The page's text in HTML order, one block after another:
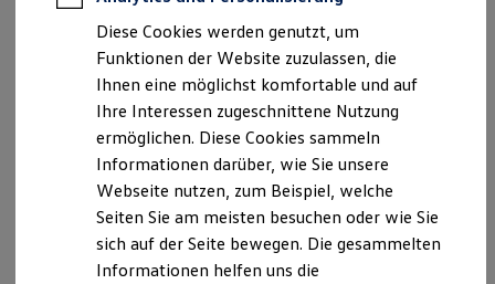
Für Privatkunden
Für Gewerbekunden
Leasing
Für Privatkunden
Für Gewerbekunden
Versicherungen & Garantien
Garantien
Kfz-Versicherung für Nutzfahrzeuge
Restschuldversicherung
Wartungsverträge
Besitzer & Service
Reparatur & Service
Sommer-Special
Zentrale
Frankfurter Straße 119, 58339 Breckerfeld
christopher.stich@autohaus-stich.de
+49 2338 1537
Ansprechpartner
Diese Cookies werden genutzt, um
Funktionen der Website zuzulassen, die
Ihnen eine möglichst komfortable und auf
Ihre Interessen zugeschnittene Nutzung
ermöglichen. Diese Cookies sammeln
Informationen darüber, wie Sie unsere
Webseite nutzen, zum Beispiel, welche
Seiten Sie am meisten besuchen oder wie Sie
sich auf der Seite bewegen. Die gesammelten
Informationen helfen uns die